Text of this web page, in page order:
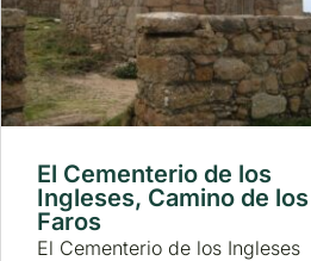
El Cementerio de los
Ingleses, Camino de los
Faros
El Cementerio de los Ingleses